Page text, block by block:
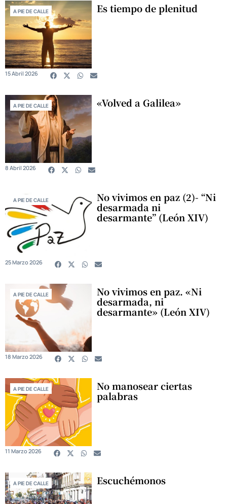
A PIE DE CALLE Es tiempo de plenitud
15 Abril 2026
A PIE DE CALLE «Volved a Galilea»
8 Abril 2026
A PIE DE CALLE No vivimos en paz (2)- “Ni
desarmada ni
desarmante” (León XIV)
25 Marzo 2026
A PIE DE CALLE No vivimos en paz. «Ni
desarmada, ni
desarmante» (León XIV)
18 Marzo 2026
A PIE DE CALLE No manosear ciertas
palabras
11 Marzo 2026
A PIE DE CALLE Escuchémonos